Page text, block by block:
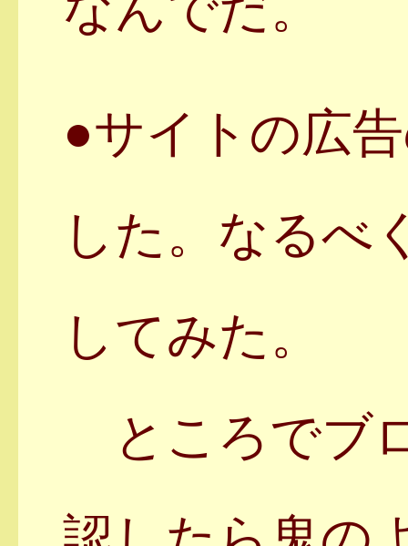
●サイトの広
した。なるべ
してみた。
ところでブ